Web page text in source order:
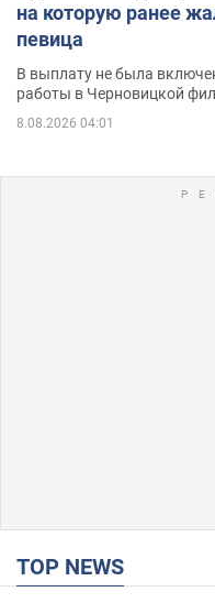
на которую ранее
певица
В выплату не была
работы в Черновицкой
8.08.2026 04:01
TOP NEWS